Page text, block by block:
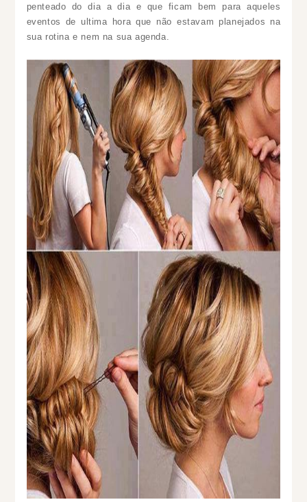
penteado do dia a dia e que ficam bem para aqueles
eventos de ultima hora que não estavam planejados na
sua rotina e nem na sua agenda.